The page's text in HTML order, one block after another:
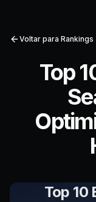
Voltar para Rankings
Top
Top 10